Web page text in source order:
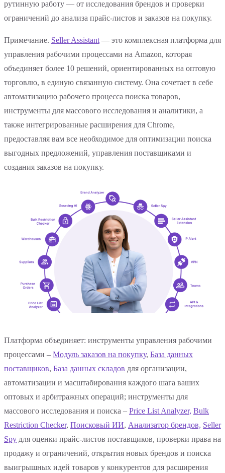
рутинную работу — от исследования брендов и проверки
ограничений до анализа прайс-листов и заказов на покупку.
Примечание. Seller Assistant — это комплексная платформа для
управления рабочими процессами на Amazon, которая
объединяет более 10 решений, ориентированных на оптовую
торговлю, в единую связанную систему. Она сочетает в себе
автоматизацию рабочего процесса поиска товаров,
инструменты для массового исследования и аналитики, а
также интегрированные расширения для Chrome,
предоставляя вам все необходимое для оптимизации поиска
выгодных предложений, управления поставщиками и
создания заказов на покупку.
Платформа объединяет: инструменты управления рабочими
процессами – Модуль заказов на покупку, База данных
поставщиков, База данных складов для организации,
автоматизации и масштабирования каждого шага ваших
оптовых и арбитражных операций; инструменты для
массового исследования и поиска – Price List Analyzer, Bulk
Restriction Checker, Поисковый ИИ, Анализатор брендов, Seller
Spy для оценки прайс-листов поставщиков, проверки права на
продажу и ограничений, открытия новых брендов и поиска
выигрышных идей товаров у конкурентов для расширения